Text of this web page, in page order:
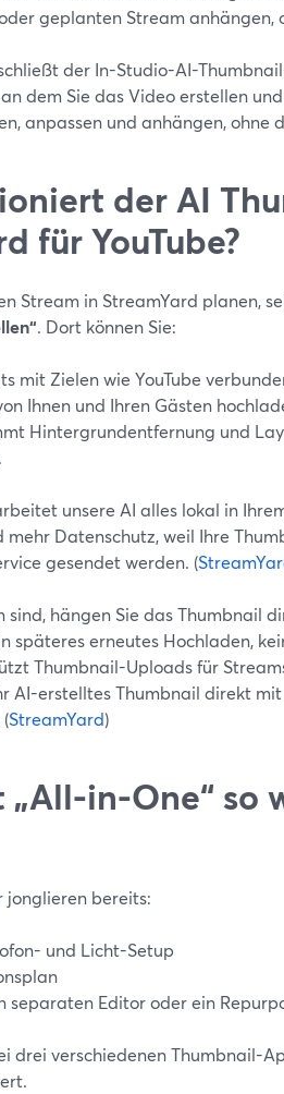
geplanten Stream anhängen,
der In-Studio-AI-
dem Sie das Video erstellen
anpassen und anhängen, ohne
der AI
für YouTube?
Stream in StreamYard planen,
. Dort können Sie:
mit Zielen wie YouTube
Ihnen und Ihren Gästen
Hintergrundentfernung und
unsere AI alles lokal in
mehr Datenschutz, weil Ihre
gesendet werden. (
sind, hängen Sie das Thumbnail
späteres erneutes Hochladen,
Thumbnail-Uploads für
AI-erstelltes Thumbnail direkt
StreamYard)
„All-in-One“ so
jonglieren bereits:
und Licht-Setup
separaten Editor oder ein
drei verschiedenen Thumbnail-